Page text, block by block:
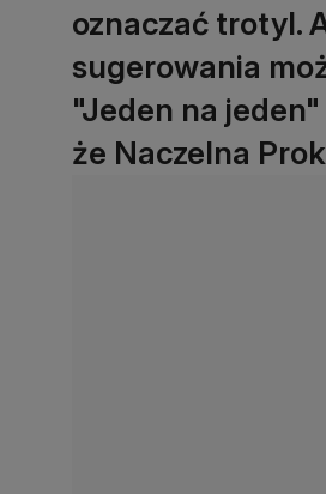
oznaczać trotyl.
sugerowania
"Jeden na
że Naczelna